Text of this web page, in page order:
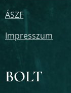
ÁSZF
Impresszum
BOLT